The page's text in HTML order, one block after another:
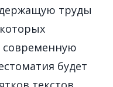
труды
современную
будет